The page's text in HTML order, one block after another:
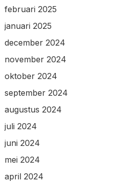
februari 2025
januari 2025
december 2024
november 2024
oktober 2024
september 2024
augustus 2024
juli 2024
juni 2024
mei 2024
april 2024